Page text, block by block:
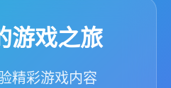
游戏之旅
精彩游戏内容